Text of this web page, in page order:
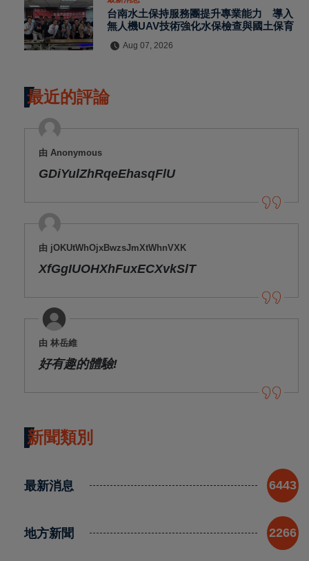
台南水土保持服務團提升專業能力 導入
無人機UAV技術強化水保檢查與國土保育
Aug 07, 2026
最近的評論
由 Anonymous
GDiYulZhRqeEhasqFlU
由 jOKUtWhOjxBwzsJmXtWhnVXK
XfGgIUOHXhFuxECXvkSlT
由 林岳維
好有趣的體驗!
新聞類別
最新消息 6443
地方新聞 2266